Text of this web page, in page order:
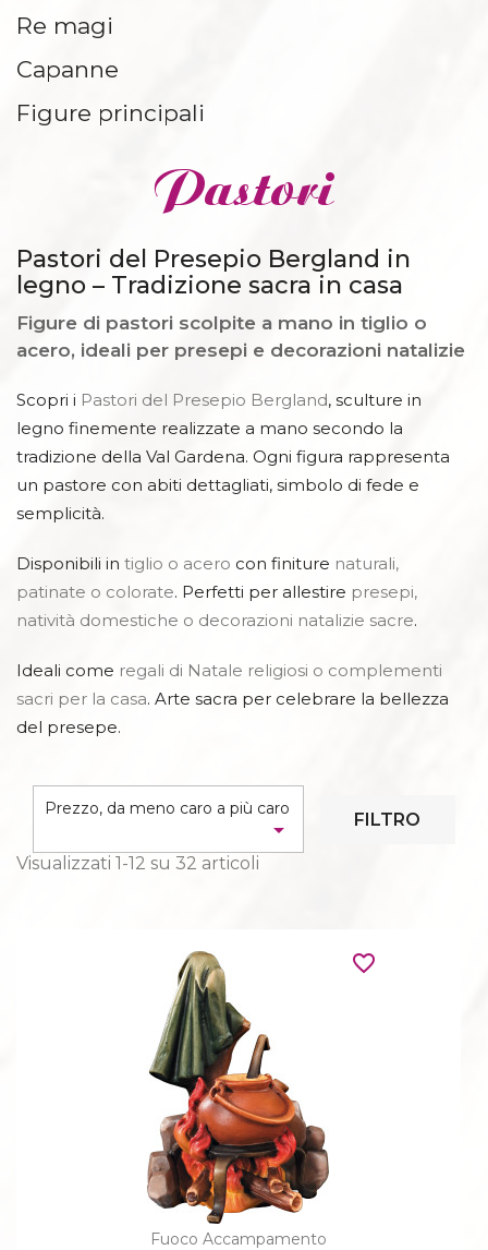
Re magi
Capanne
Figure principali
Pastori
Pastori del Presepio Bergland in
legno – Tradizione sacra in casa
Figure di pastori scolpite a mano in tiglio o
acero, ideali per presepi e decorazioni natalizie
Scopri i Pastori del Presepio Bergland, sculture in
legno finemente realizzate a mano secondo la
tradizione della Val Gardena. Ogni figura rappresenta
un pastore con abiti dettagliati, simbolo di fede e
semplicità.
Disponibili in tiglio o acero con finiture naturali,
patinate o colorate. Perfetti per allestire presepi,
natività domestiche o decorazioni natalizie sacre.
Ideali come regali di Natale religiosi o complementi
sacri per la casa. Arte sacra per celebrare la bellezza
del presepe.
Prezzo, da meno caro a più caro
 FILTRO
Visualizzati 1-12 su 32 articoli
Fuoco Accampamento
favorite_border